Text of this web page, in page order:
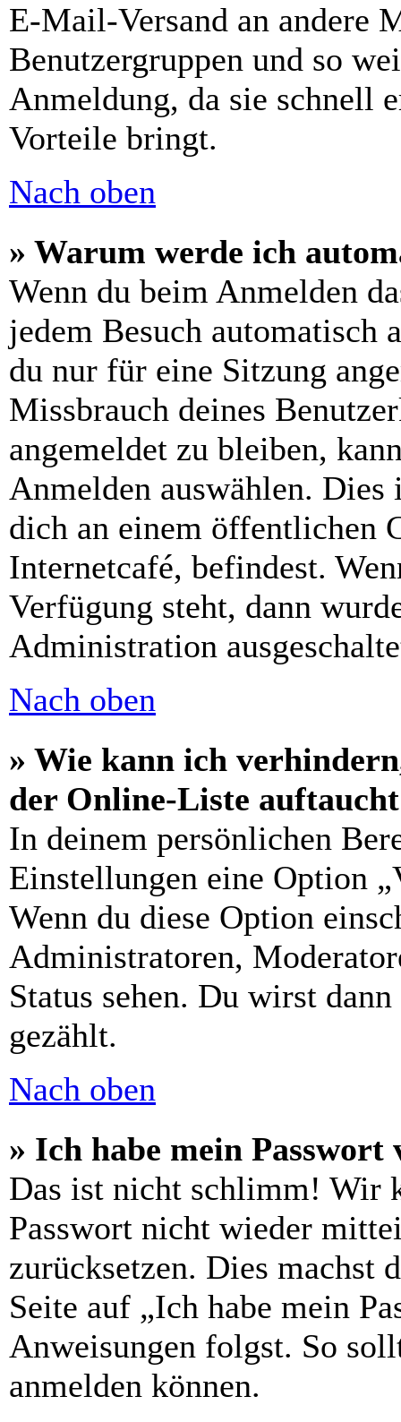
E-Mail-Versand an andere
Benutzergruppen und so
Anmeldung, da sie schnell
Vorteile bringt.
Nach oben
» Warum werde ich
Wenn du beim Anmelden
jedem Besuch automatisch
du nur für eine Sitzung
Missbrauch deines
angemeldet zu bleiben,
Anmelden auswählen.
dich an einem öffentlichen
Internetcafé, befindest.
Verfügung steht, dann
Administration
Nach oben
» Wie kann ich
der Online-Liste
In deinem persönlichen
Einstellungen eine Option
Wenn du diese Option
Administratoren,
Status sehen. Du wirst
gezählt.
Nach oben
» Ich habe mein Passwort
Das ist nicht schlimm! Wir
Passwort nicht wieder
zurücksetzen. Dies machst
Seite auf „Ich habe mein
Anweisungen folgst. So
anmelden können.